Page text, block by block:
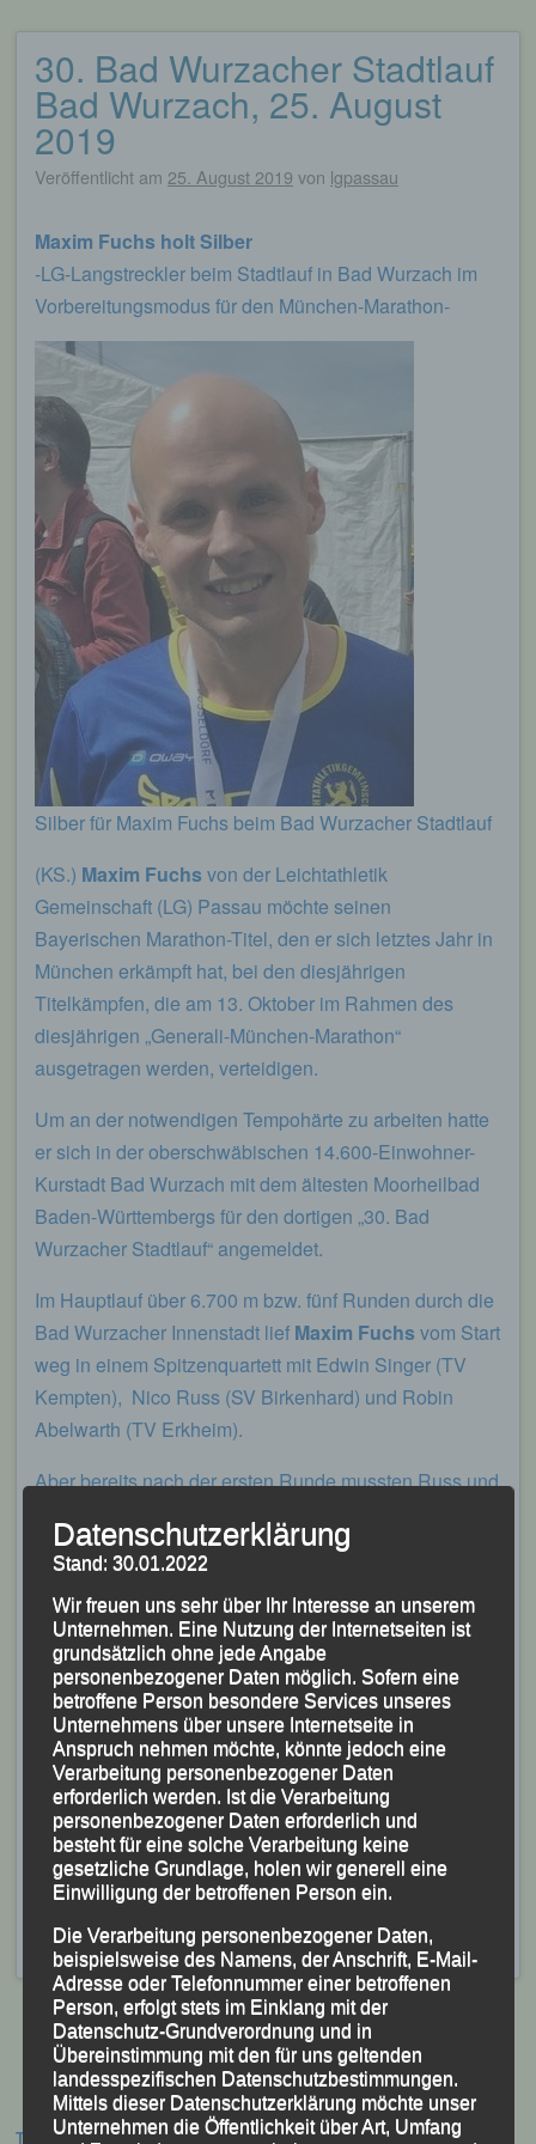
Beitragsnavigation
30. Bad Wurzacher Stadtlauf
Bad Wurzach, 25. August
2019
Veröffentlicht am 25. August 2019 von lgpassau
Maxim Fuchs holt Silber
-LG-Langstreckler beim Stadtlauf in Bad Wurzach im
Vorbereitungsmodus für den München-Marathon-
Silber für Maxim Fuchs beim Bad Wurzacher Stadtlauf
(KS.) Maxim Fuchs von der Leichtathletik
Gemeinschaft (LG) Passau möchte seinen
Bayerischen Marathon-Titel, den er sich letztes Jahr in
München erkämpft hat, bei den diesjährigen
Titelkämpfen, die am 13. Oktober im Rahmen des
diesjährigen „Generali-München-Marathon“
ausgetragen werden, verteidigen.
Um an der notwendigen Tempohärte zu arbeiten hatte
er sich in der oberschwäbischen 14.600-Einwohner-
Kurstadt Bad Wurzach mit dem ältesten Moorheilbad
Baden-Württembergs für den dortigen „30. Bad
Wurzacher Stadtlauf“ angemeldet.
Im Hauptlauf über 6.700 m bzw. fünf Runden durch die
Bad Wurzacher Innenstadt lief Maxim Fuchs vom Start
weg in einem Spitzenquartett mit Edwin Singer (TV
Kempten), Nico Russ (SV Birkenhard) und Robin
Abelwarth (TV Erkheim).
Aber bereits nach der ersten Runde mussten Russ und
ein Duo geworden, das sich gegenseitig Runde für
Runde pushte.
Erst im Schlussspurt auf den letzten 100 m musste
sichMaxim Fuchsletztlich geschlagen geben und
wurde nach 21:53,4 Minuten hinter Edwin Singer
ausgezeichneter Zweiter.
Die Form passt! Das weitere Training und die noch
ausstehenden Wettkämpfe sind jetzt auf nur noch auf
den 13. Oktober bzw. die Bayerischen Marathon-
Meisterschaften ausgerichtet.
Veröffentlicht inAktuelles Archiv 2019 Markiert mit
Wurzacher Stadtlauf Bad Wurzach,Bad Wurzach
Beitragsnavigation
Termine:
Datenschutzerklärung
Stand: 30.01.2022
Wir freuen uns sehr über Ihr Interesse an unserem
Unternehmen. Eine Nutzung der Internetseiten ist
grundsätzlich ohne jede Angabe
personenbezogener Daten möglich. Sofern eine
betroffene Person besondere Services unseres
Unternehmens über unsere Internetseite in
Anspruch nehmen möchte, könnte jedoch eine
Verarbeitung personenbezogener Daten
erforderlich werden. Ist die Verarbeitung
personenbezogener Daten erforderlich und
besteht für eine solche Verarbeitung keine
gesetzliche Grundlage, holen wir generell eine
Einwilligung der betroffenen Person ein.
Die Verarbeitung personenbezogener Daten,
beispielsweise des Namens, der Anschrift, E-Mail-
Adresse oder Telefonnummer einer betroffenen
Person, erfolgt stets im Einklang mit der
Datenschutz-Grundverordnung und in
Übereinstimmung mit den für uns geltenden
landesspezifischen Datenschutzbestimmungen.
Mittels dieser Datenschutzerklärung möchte unser
Unternehmen die Öffentlichkeit über Art, Umfang